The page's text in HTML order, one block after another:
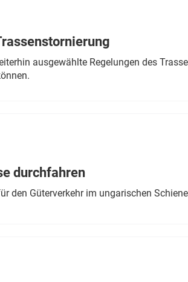
ausgewählte Regelungen des
durchfahren
den Güterverkehr im ungarischen